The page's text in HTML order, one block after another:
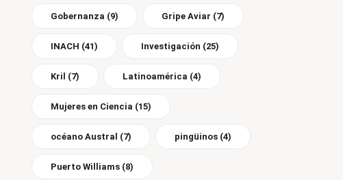
Gobernanza (9) Gripe Aviar (7)
INACH (41) Investigación (25)
Kril (7) Latinoamérica (4)
Mujeres en Ciencia (15)
océano Austral (7) pingüinos (4)
Puerto Williams (8)